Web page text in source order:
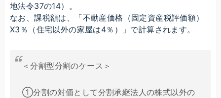
地法令37の14）。
なお、課税額は、「不動産価格（固定資産税評価額）
X3％（住宅以外の家屋は4％）」で計算されます。
＜分割型分割のケース＞
①分割の対価として分割承継法人の株式以外の